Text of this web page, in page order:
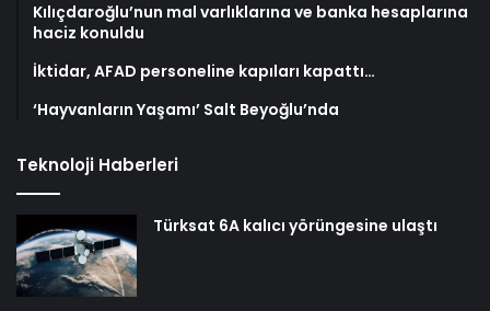
Kılıçdaroğlu’nun mal varlıklarına ve banka hesaplarına
haciz konuldu
İktidar, AFAD personeline kapıları kapattı…
‘Hayvanların Yaşamı’ Salt Beyoğlu’nda
Teknoloji Haberleri
Türksat 6A kalıcı yörüngesine ulaştı